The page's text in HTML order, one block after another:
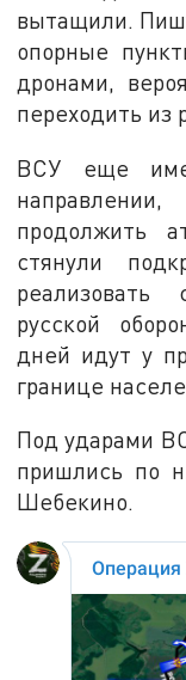
вытащили.
опорные
дронами,
переходить из
ВСУ еще
продолжить
стянули
русской
дней идут у
границе
Под ударами
пришлись по
Шебекино.